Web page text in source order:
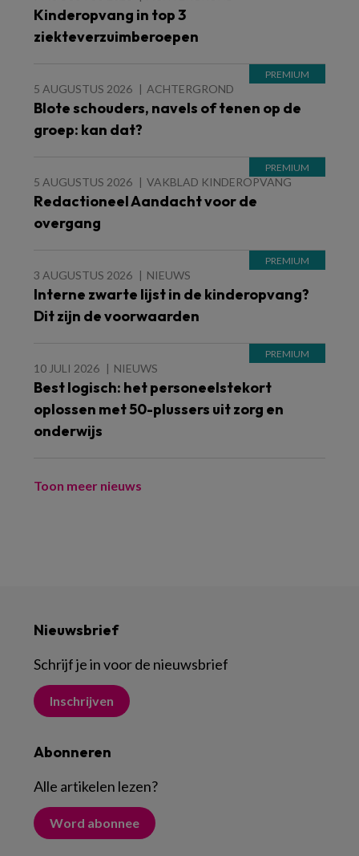
Kinderopvang in top 3
ziekteverzuimberoepen
5 AUGUSTUS 2026 ACHTERGROND
Blote schouders, navels of tenen op de
groep: kan dat?
5 AUGUSTUS 2026 VAKBLAD KINDEROPVANG
Redactioneel Aandacht voor de
overgang
3 AUGUSTUS 2026 NIEUWS
Interne zwarte lijst in de kinderopvang?
Dit zijn de voorwaarden
10 JULI 2026 NIEUWS
Best logisch: het personeelstekort
oplossen met 50-plussers uit zorg en
onderwijs
Toon meer nieuws
Nieuwsbrief
Schrijf je in voor de nieuwsbrief
Inschrijven
Abonneren
Alle artikelen lezen?
Word abonnee